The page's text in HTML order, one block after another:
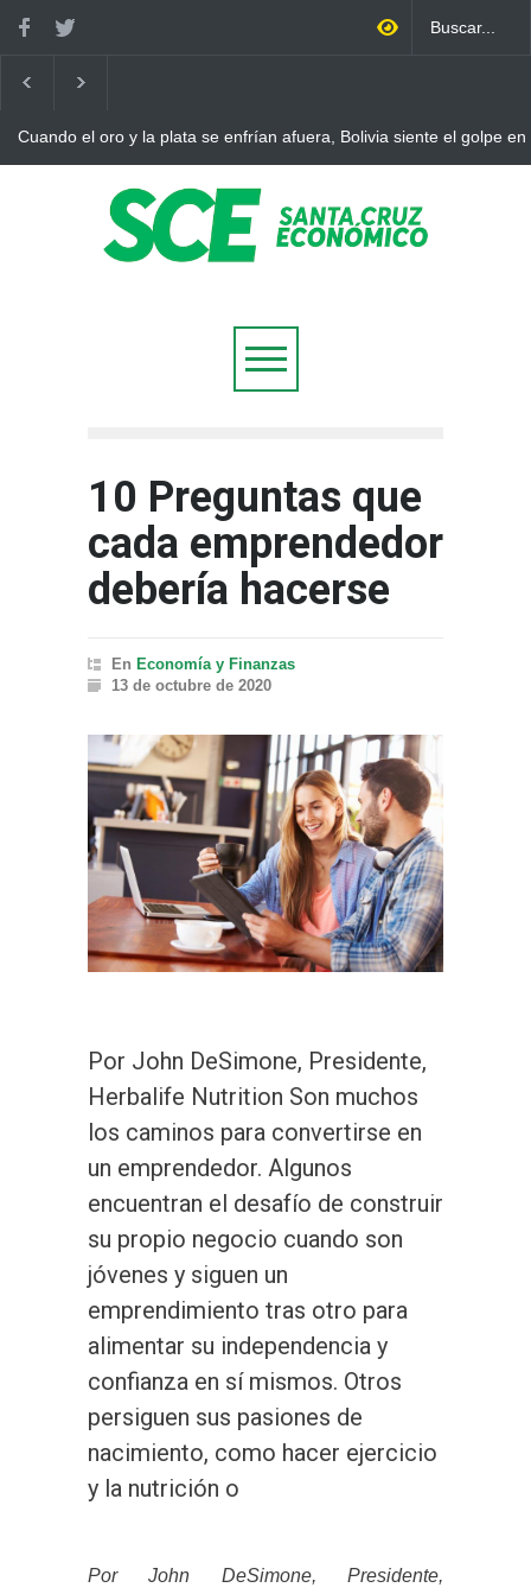
Cuando el oro y la plata se enfrían afuera, Bolivia siente el golpe en
10 Preguntas que
cada emprendedor
debería hacerse
En Economía y Finanzas
13 de octubre de 2020
Por John DeSimone, Presidente,
Herbalife Nutrition Son muchos
los caminos para convertirse en
un emprendedor. Algunos
encuentran el desafío de construir
su propio negocio cuando son
jóvenes y siguen un
emprendimiento tras otro para
alimentar su independencia y
confianza en sí mismos. Otros
persiguen sus pasiones de
nacimiento, como hacer ejercicio
y la nutrición o
Por John DeSimone, Presidente,